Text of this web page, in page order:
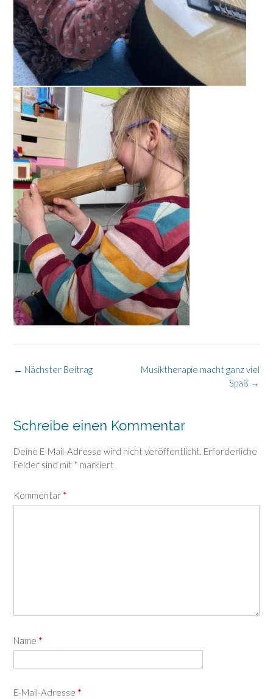
Post
Musiktherapie macht ganz viel
Spaß →
← Nächster Beitrag
Schreibe einen Kommentar
Deine E-Mail-Adresse wird nicht veröffentlicht. Erforderliche
Felder sind mit * markiert
Kommentar *
Name *
E-Mail-Adresse *